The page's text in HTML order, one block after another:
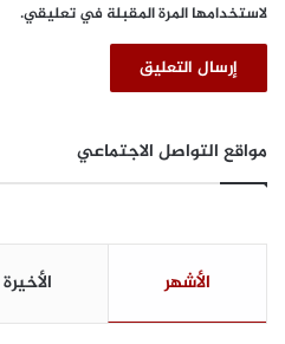
لاستخدامها المرة المقبلة في تعليقي.
مواقع التواصل الاجتماعي
الأشهر الأخيرة